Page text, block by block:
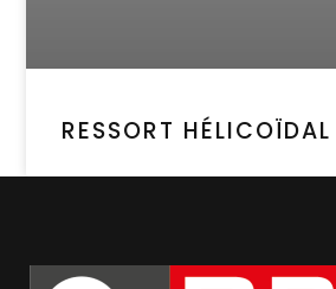
RESSORT HÉLICOÏDAL